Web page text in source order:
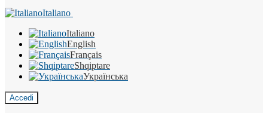
Italiano
Italiano
English
Français
Shqiptare
Українська
Accedi